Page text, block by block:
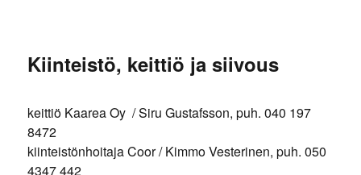
Kiinteistö, keittiö ja siivous
keittiö Kaarea Oy / Siru Gustafsson, puh. 040 197
8472
kiinteistönhoitaja Coor / Kimmo Vesterinen, puh. 050
4347 442